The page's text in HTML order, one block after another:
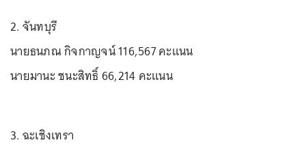
2. จันทบุรี
นายธนภณ กิจกาญจน์ 116,567 คะแนน
นายมานะ ชนะสิทธิ์ 66,214 คะแนน
3. ฉะเชิงเทรา